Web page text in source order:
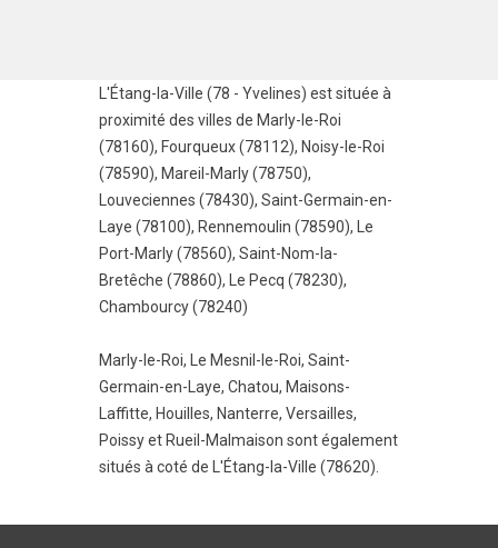
L'Étang-la-Ville (78 - Yvelines) est située à
proximité des villes de Marly-le-Roi
(78160), Fourqueux (78112), Noisy-le-Roi
(78590), Mareil-Marly (78750),
Louveciennes (78430), Saint-Germain-en-
Laye (78100), Rennemoulin (78590),
Le
Port-Marly (78560), Saint-Nom-la-
Bretêche (78860), Le Pecq (78230),
Chambourcy (78240)
Marly-le-Roi, Le Mesnil-le-Roi, Saint-
Germain-en-Laye, Chatou, Maisons-
Laffitte, Houilles, Nanterre, Versailles,
Poissyet Rueil-Malmaison sont également
situés à coté de L'Étang-la-Ville (78620).